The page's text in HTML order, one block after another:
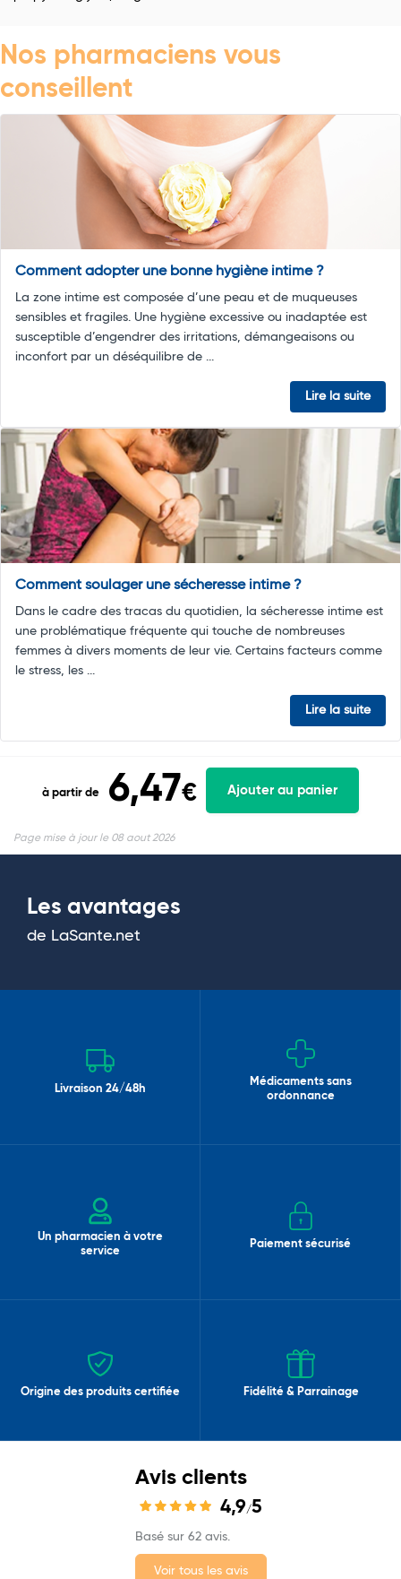
Nos pharmaciens vous
conseillent
Comment adopter une bonne hygiène intime ?
La zone intime est composée d’une peau et de muqueuses
sensibles et fragiles. Une hygiène excessive ou inadaptée est
susceptible d’engendrer des irritations, démangeaisons ou
inconfort par un déséquilibre de ...
Lire la suite
Comment soulager une sécheresse intime ?
Dans le cadre des tracas du quotidien, la sécheresse intime est
une problématique fréquente qui touche de nombreuses
femmes à divers moments de leur vie. Certains facteurs comme
le stress, les ...
Lire la suite
à partir de 6,47€ Ajouter au panier
Page mise à jour le 08 aout 2026
Les avantages
de LaSante.net
Livraison 24/48h
Médicaments sans
ordonnance
Un pharmacien à votre
service
Paiement sécurisé
Origine des produits certifiée Fidélité & Parrainage
Avis clients
4,9/5
Basé sur 62 avis.
Voir tous les avis